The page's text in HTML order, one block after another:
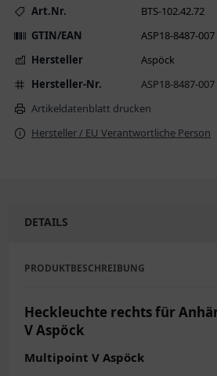
Art.Nr.
BTS-102.42.72
GTIN/EAN
ASP18-8487-007
Hersteller
Aspöck
Hersteller-Nr.
ASP18-8487-007
Artikeldatenblatt drucken
Hersteller / EU Verantwortliche Person
DETAILS
PRODUKTBESCHREIBUNG
Heckleuchte rechts für
V Aspöck
Multipoint V Aspöck